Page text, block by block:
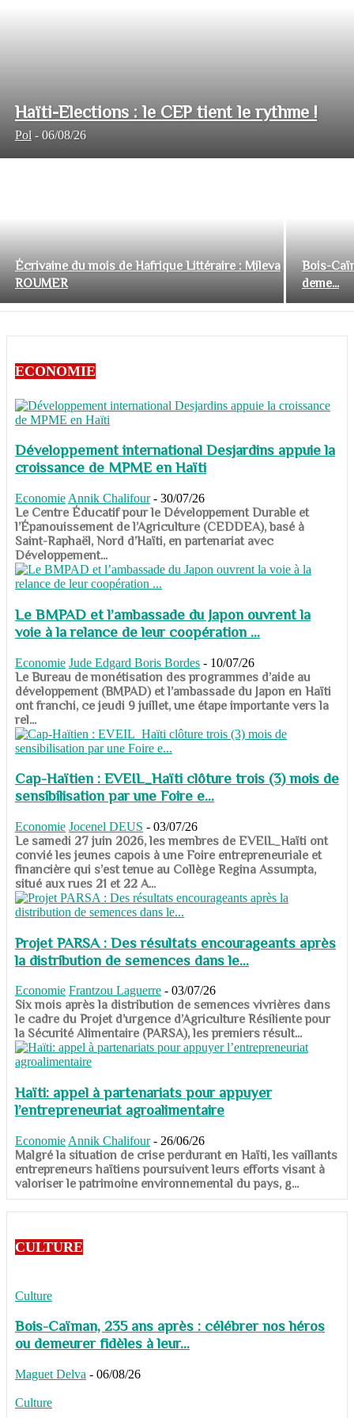
Haïti-Elections : le CEP tient le rythme !
Pol - 06/08/26
Écrivaine du mois de Hafrique Littéraire : Mileva
ROUMER
Bois-
deme...
ECONOMIE
Développement international Desjardins appuie la
croissance de MPME en Haïti
Economie Annik Chalifour - 30/07/26
​​​​​​​Le Centre Éducatif pour le Développement Durable et
l’Épanouissement de l’Agriculture (CEDDEA), basé à
Saint-Raphaël, Nord d’Haïti, en partenariat avec
Développement...
Le BMPAD et l’ambassade du Japon ouvrent la
voie à la relance de leur coopération ...
Economie Jude Edgard Boris Bordes - 10/07/26
​​​​​​​Le Bureau de monétisation des programmes d’aide au
développement (BMPAD) et l’ambassade du Japon en Haïti
ont franchi, ce jeudi 9 juillet, une étape importante vers la
rel...
Cap-Haïtien : EVEIL_Haïti clôture trois (3) mois de
sensibilisation par une Foire e...
Economie Jocenel DEUS - 03/07/26
Le samedi 27 juin 2026, les membres de EVEIL_Haïti ont
convié les jeunes capois à une Foire entrepreneuriale et
financière qui s’est tenue au Collège Regina Assumpta,
situé aux rues 21 et 22 A...
Projet PARSA : Des résultats encourageants après
la distribution de semences dans le...
Economie Frantzou Laguerre - 03/07/26
​​​​​​​Six mois après la distribution de semences vivrières dans
le cadre du Projet d’urgence d’Agriculture Résiliente pour
la Sécurité Alimentaire (PARSA), les premiers résult...
Haïti: appel à partenariats pour appuyer
l’entrepreneuriat agroalimentaire
Economie Annik Chalifour - 26/06/26
​​​​​​​Malgré la situation de crise perdurant en Haïti, les vaillants
entrepreneurs haïtiens poursuivent leurs efforts visant à
valoriser le patrimoine environnemental du pays, g...
CULTURE
Culture
Bois-Caïman, 235 ans après : célébrer nos héros
ou demeurer fidèles à leur...
Maguet Delva - 06/08/26
Culture